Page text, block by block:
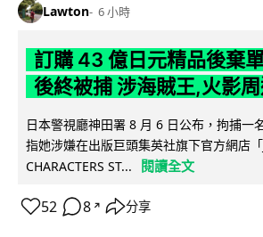
Lawton 6 小時
訂購 43 億日元精品後棄
後終被捕 涉海賊王,火影
日本警視廳神田署 8 月 6 日公布，拘捕一
指她涉嫌在出版巨頭集英社旗下官方網店
CHARACTERS ST...
閱讀全文
52 8 ↗ 分享